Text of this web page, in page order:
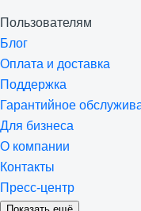
Пользователям
Блог
Оплата и доставка
Поддержка
Гарантийное
Для бизнеса
О компании
Контакты
Пресс-центр